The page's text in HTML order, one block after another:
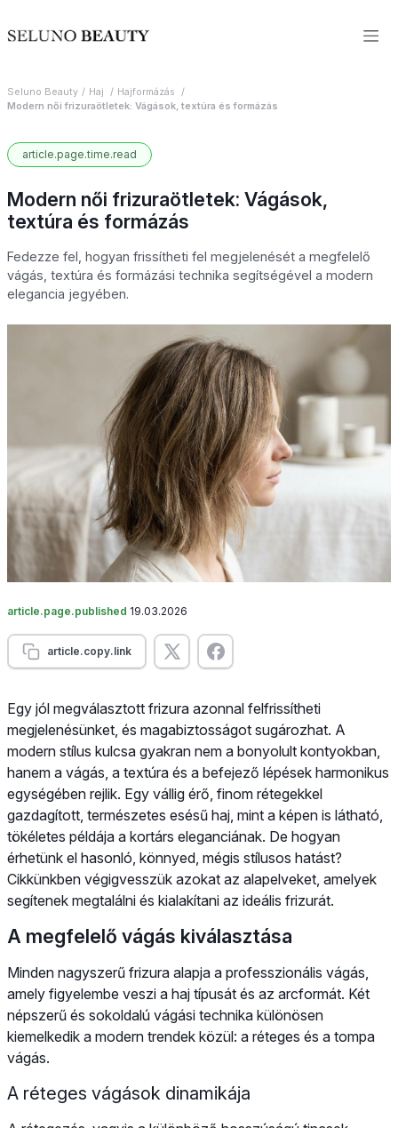
Seluno Beauty Haj
Hajformázás
Modern női frizuraötletek: Vágások, textúra és formázás
article.page.time.read
Modern női frizuraötletek: Vágások,
textúra és formázás
Fedezze fel, hogyan frissítheti fel megjelenését a megfelelő
vágás, textúra és formázási technika segítségével a modern
elegancia jegyében.
article.page.published 19.03.2026
article.copy.link
Egy jól megválasztott frizura azonnal felfrissítheti
megjelenésünket, és magabiztosságot sugározhat. A
modern stílus kulcsa gyakran nem a bonyolult kontyokban,
hanem a vágás, a textúra és a befejező lépések harmonikus
egységében rejlik. Egy vállig érő, finom rétegekkel
gazdagított, természetes esésű haj, mint a képen is látható,
tökéletes példája a kortárs eleganciának. De hogyan
érhetünk el hasonló, könnyed, mégis stílusos hatást?
Cikkünkben végigvesszük azokat az alapelveket, amelyek
segítenek megtalálni és kialakítani az ideális frizurát.
A megfelelő vágás kiválasztása
Minden nagyszerű frizura alapja a professzionális vágás,
amely figyelembe veszi a haj típusát és az arcformát. Két
népszerű és sokoldalú vágási technika különösen
kiemelkedik a modern trendek közül: a réteges és a tompa
vágás.
A réteges vágások dinamikája